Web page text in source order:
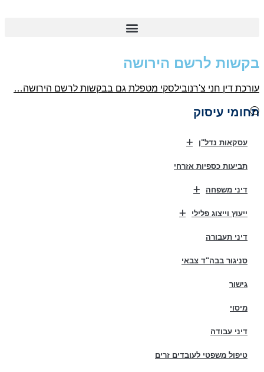
לרשם הירושה
דין חני צ'רנובילסקי מטפלת גם בבקשות לרשם הירושה…
עיסוק
עסקאות נדל"ן
תביעות כספיות אזרחי
דיני משפחה
ייעוץ וייצוג פלילי
דיני תעבורה
סניגור בבה"ד צבאי
גישור
מיסוי
דיני עבודה
טיפול משפטי לעובדים זרים